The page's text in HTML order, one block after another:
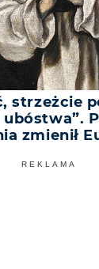
strzeżcie
zmienił
REKLAMA